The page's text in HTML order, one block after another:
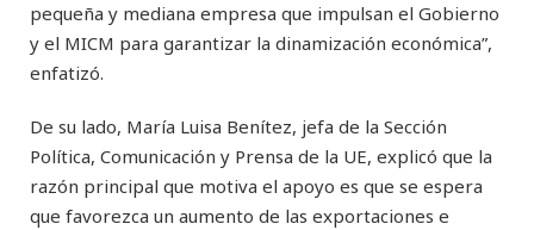
pequeña y mediana empresa que impulsan el Gobierno
y el MICM para garantizar la dinamización económica”,
enfatizó.
De su lado, María Luisa Benítez, jefa de la Sección
Política, Comunicación y Prensa de la UE, explicó que la
razón principal que motiva el apoyo es que se espera
que favorezca un aumento de las exportaciones e